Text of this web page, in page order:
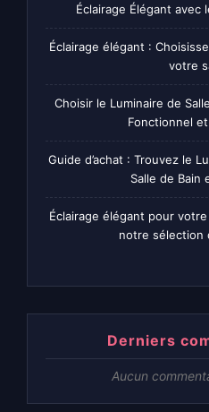
Éclairage Élégant avec
Éclairage élégant :
votre
Choisir le Luminaire de
Fonctionnel
Guide d’achat : Trouvez le
Salle de Bain
Éclairage élégant pour
notre sélection
Derniers
Aucun